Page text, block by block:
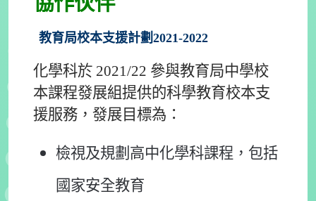
教育局校本支援計劃2021-2022
化學科於 2021/22 參與教育局中學校
本課程發展組提供的科學教育校本支
援服務，發展目標為：
檢視及規劃高中化學科課程，包括
國家安全教育